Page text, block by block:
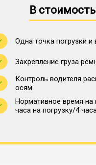
В
Одна точка погрузки и
Закрепление груза
Контроль водителя
осям
Нормативное время на
часа на погрузку/4